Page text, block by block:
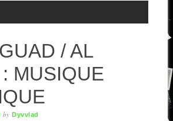
/ AL
MUSIQUE
byDyvvlad